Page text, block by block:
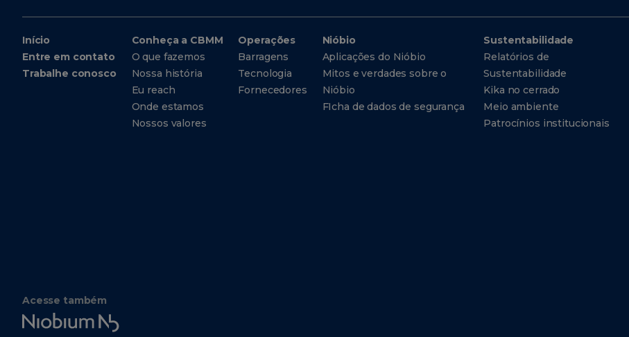
Início
Entre em contato
Trabalhe conosco
Conheça a CBMM
O que fazemos
Nossa história
Eu reach
Onde estamos
Nossos valores
Operações
Barragens
Tecnologia
Fornecedores
Nióbio
Aplicações do Nióbio
Mitos e verdades sobre o
Nióbio
FIcha de dados de segurança
Sustentabilidade
Relatórios de
Sustentabilidade
Kika no cerrado
Meio ambiente
Patrocínios institucionais
Acesse também
Niobium
Tech